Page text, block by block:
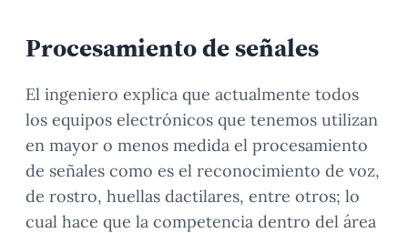
Procesamiento de señales
El ingeniero explica que actualmente todos
los equipos electrónicos que tenemos utilizan
en mayor o menos medida el procesamiento
de señales como es el reconocimiento de voz,
de rostro, huellas dactilares, entre otros; lo
cual hace que la competencia dentro del área